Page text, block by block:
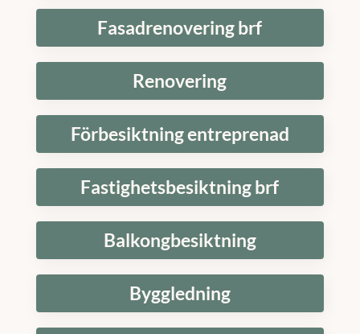
Fasadrenovering brf
Renovering
Förbesiktning entreprenad
Fastighetsbesiktning brf
Balkongbesiktning
Byggledning